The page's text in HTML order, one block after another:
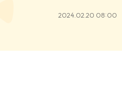
2024.02.20 08:00